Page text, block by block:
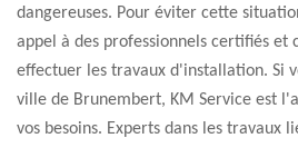
dangereuses. Pour éviter cette
appel à des professionnels certifiés et
effectuer les travaux d'installation. Si
ville de Brunembert, KM Service est
vos besoins. Experts dans les travaux